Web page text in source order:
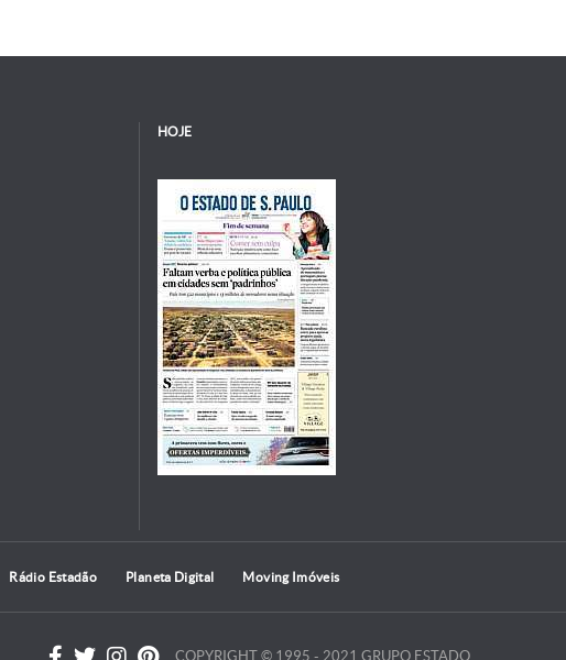
HOJE
Rádio Estadão Planeta Digital Moving Imóveis
COPYRIGHT © 1995 - 2021 GRUPO ESTADO